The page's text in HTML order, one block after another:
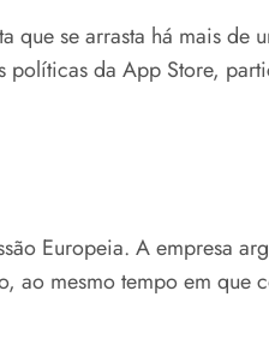
se arrasta há mais de
da App Store,
Europeia. A empresa
ao mesmo tempo em que